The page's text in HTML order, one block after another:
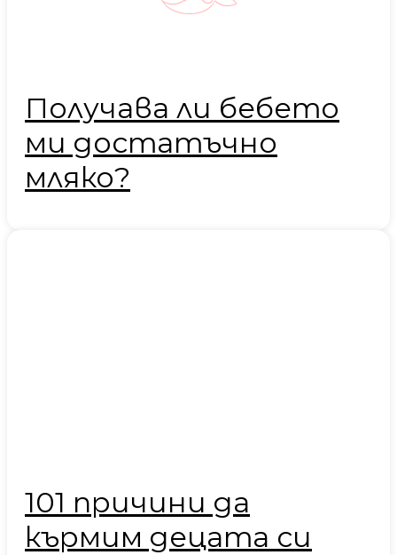
Получава ли бебето
ми достатъчно
мляко?
101 причини да
кърмим децата си